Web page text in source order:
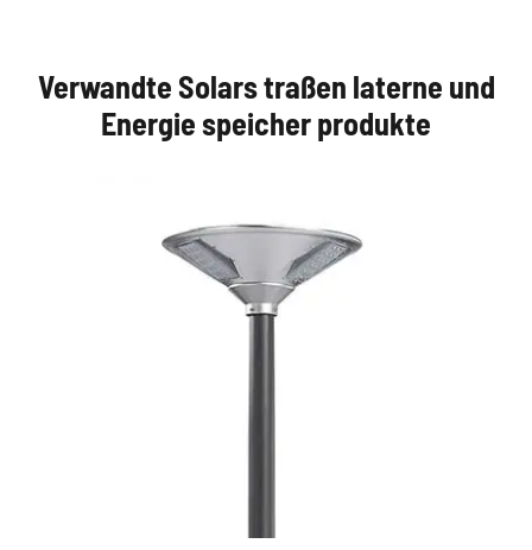
Verwandte Solars traßen laterne und
Energie speicher produkte